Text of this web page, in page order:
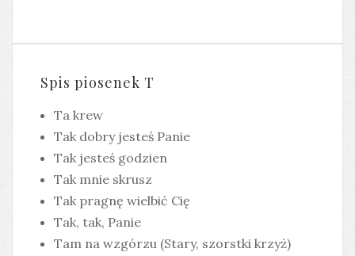
Spis piosenek T
Ta krew
Tak dobry jesteś Panie
Tak jesteś godzien
Tak mnie skrusz
Tak pragnę wielbić Cię
Tak, tak, Panie
Tam na wzgórzu (Stary, szorstki krzyż)